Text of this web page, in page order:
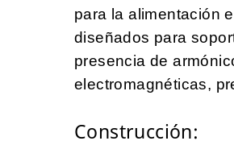
para la alimentación
diseñados para
presencia de
electromagnéticas,
Construcción: